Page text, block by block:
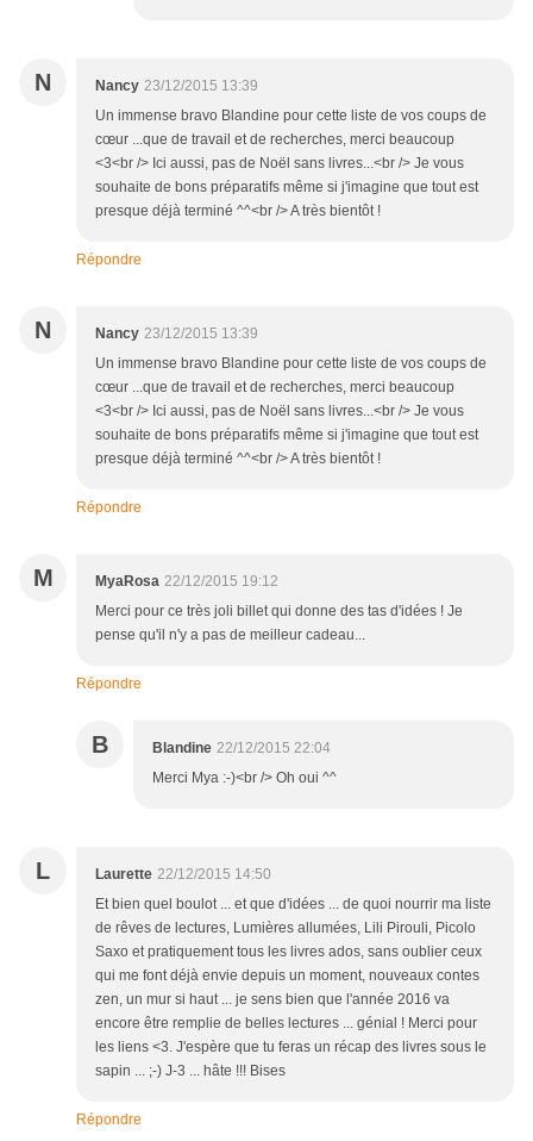
N Nancy 23/12/2015 13:39
Un immense bravo Blandine pour cette liste de vos coups de
cœur ...que de travail et de recherches, merci beaucoup
<3<br /> Ici aussi, pas de Noël sans livres...<br /> Je vous
souhaite de bons préparatifs même si j'imagine que tout est
presque déjà terminé ^^<br /> A très bientôt !
Répondre
N Nancy 23/12/2015 13:39
Un immense bravo Blandine pour cette liste de vos coups de
cœur ...que de travail et de recherches, merci beaucoup
<3<br /> Ici aussi, pas de Noël sans livres...<br /> Je vous
souhaite de bons préparatifs même si j'imagine que tout est
presque déjà terminé ^^<br /> A très bientôt !
Répondre
M MyaRosa 22/12/2015 19:12
Merci pour ce très joli billet qui donne des tas d'idées ! Je
pense qu'il n'y a pas de meilleur cadeau...
Répondre
B Blandine 22/12/2015 22:04
Merci Mya :-)<br /> Oh oui ^^
L Laurette 22/12/2015 14:50
Et bien quel boulot ... et que d'idées ... de quoi nourrir ma liste
de rêves de lectures, Lumières allumées, Lili Pirouli, Picolo
Saxo et pratiquement tous les livres ados, sans oublier ceux
qui me font déjà envie depuis un moment, nouveaux contes
zen, un mur si haut ... je sens bien que l'année 2016 va
encore être remplie de belles lectures ... génial ! Merci pour
les liens <3. J'espère que tu feras un récap des livres sous le
sapin ... ;-) J-3 ... hâte !!! Bises
Répondre